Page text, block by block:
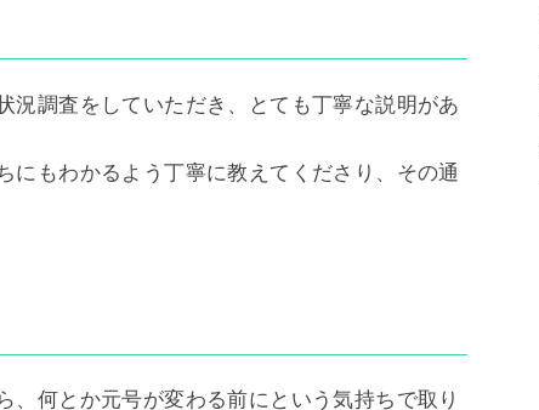
況調査をしていただき、とても丁寧な説明があ
にもわかるよう丁寧に教えてくださり、その通
、何とか元号が変わる前にという気持ちで取り